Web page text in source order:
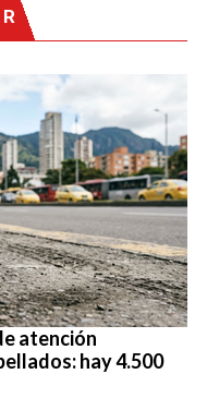
atención
hay 4.500